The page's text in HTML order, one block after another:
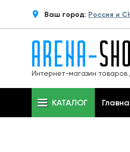
Ваш город: Россия и
Интернет-магазин товаров
КАТАЛОГ